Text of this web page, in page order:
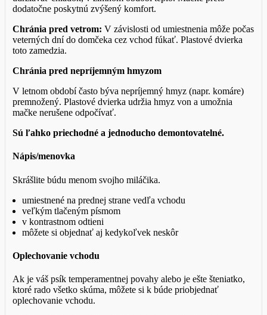
dodatočne poskytnú zvýšený komfort.
Chránia pred vetrom: V závislosti od umiestnenia môže počas
veterných dní do domčeka cez vchod fúkať. Plastové dvierka
toto zamedzia.
Chránia pred nepríjemným hmyzom
V letnom období často býva nepríjemný hmyz (napr. komáre)
premnožený. Plastové dvierka udržia hmyz von a umožnia
mačke nerušene odpočívať.
Sú ľahko priechodné a jednoducho demontovatelné.
Nápis/menovka
Skrášlite búdu menom svojho miláčika.
umiestnené na prednej strane vedľa vchodu
veľkým tlačeným písmom
v kontrastnom odtieni
môžete si objednať aj kedykoľvek neskôr
Oplechovanie vchodu
Ak je váš psík temperamentnej povahy alebo je ešte šteniatko,
ktoré rado všetko skúma, môžete si k búde priobjednať
oplechovanie vchodu.